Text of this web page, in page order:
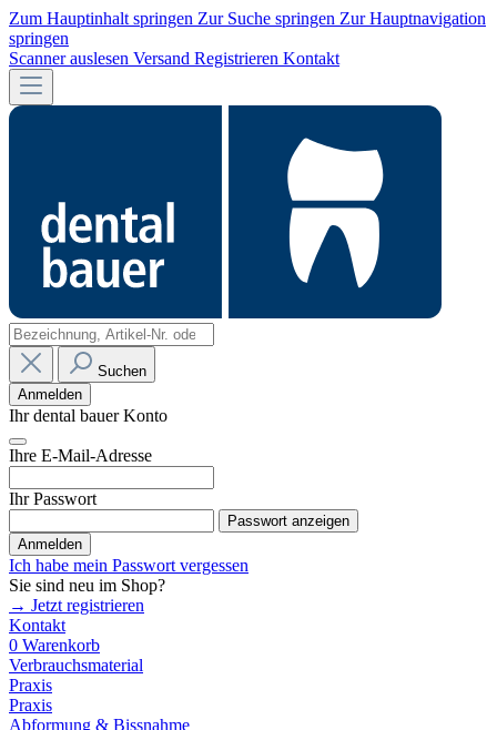
Zum Hauptinhalt springen Zur Suche springen Zur Hauptnavigation
springen
Scanner auslesen Versand Registrieren Kontakt
Suchen
Anmelden
Ihr dental bauer Konto
Ihre E-Mail-Adresse
Ihr Passwort
Passwort anzeigen
Anmelden
Ich habe mein Passwort vergessen
Sie sind neu im Shop?
→ Jetzt registrieren
Kontakt
0 Warenkorb
Verbrauchsmaterial
Praxis
Praxis
Abformung & Bissnahme